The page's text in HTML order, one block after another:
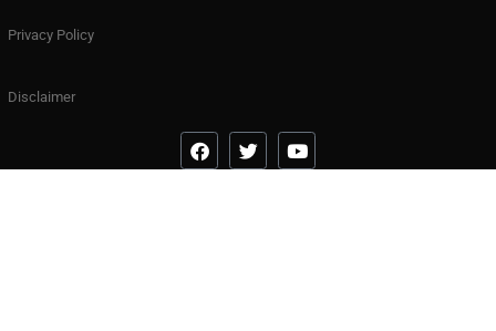
Privacy Policy
Disclaimer